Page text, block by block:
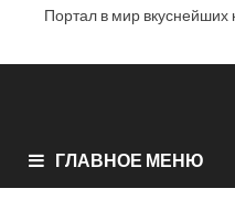
Портал в мир вкуснейших
ГЛАВНОЕ МЕНЮ